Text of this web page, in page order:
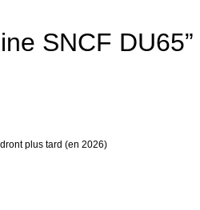
SNCF DU65”
plus tard (en 2026)